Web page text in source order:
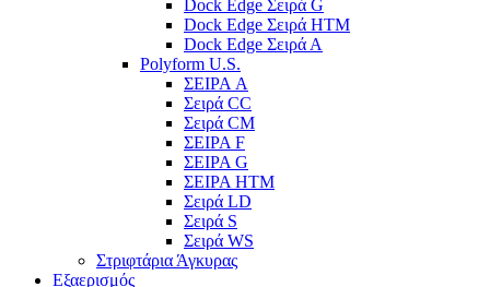
Dock Edge Σειρά G
Dock Edge Σειρά HTM
Dock Edge Σειρά Α
Polyform U.S.
ΣΕΙΡΑ A
Σειρά CC
Σειρά CM
ΣΕΙΡΑ F
ΣΕΙΡΑ G
ΣΕΙΡΑ HTM
Σειρά LD
Σειρά S
Σειρά WS
Στριφτάρια Άγκυρας
Εξαερισμός